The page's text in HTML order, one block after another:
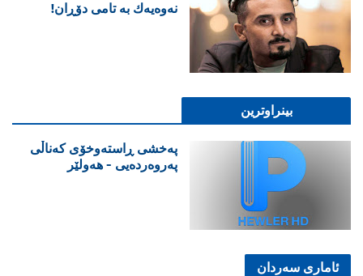
نه‌وه‌یه‌ك به‌ تامی دۆڕان!
بینراوترین
پەخشی ڕاستەوخۆی کەناڵی
پەروەردەیی - هەولێر
ئاماری سەردان